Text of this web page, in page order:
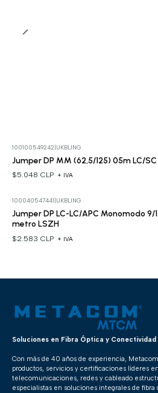
100100549242 UKBLING
Jumper DP MM (62,5/125) 05m LC/
$5.048 CLP + IVA
100040547441 UKBLING
Jumper DP LC-LC/APC Monomodo 9/
metro LSZH
$2.583 CLP + IVA
Soluciones en Fibra Óptica y Conectividad
Con más de 40 años de experiencia,
productos, servicios y certificaciones líderes en
telecomunicaciones, redes y cableado
especialistas en soluciones integrales de fibra